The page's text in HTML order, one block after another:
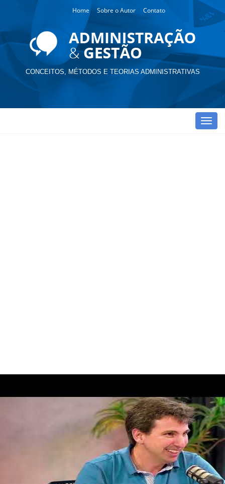
Home Sobre o Autor Contato
CONCEITOS, MÉTODOS E TEORIAS ADMINISTRATIVAS